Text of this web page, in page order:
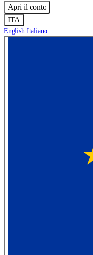
Apri il conto
ITA
English Italiano